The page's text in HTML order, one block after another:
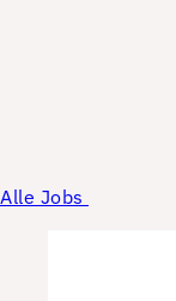
Alle Jobs